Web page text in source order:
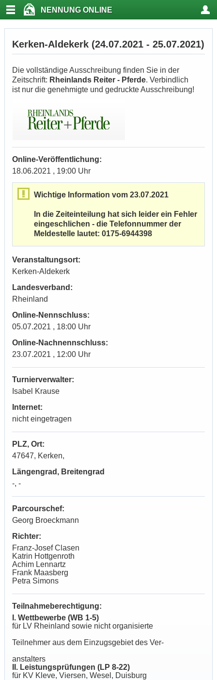
NENNUNG ONLINE
Kerken-Aldekerk (24.07.2021 - 25.07.2021)
Die vollständige Ausschreibung finden Sie in der
Zeitschrift: Rheinlands Reiter - Pferde. Verbindlich
ist nur die genehmigte und gedruckte Ausschreibung!
Online-Veröffentlichung:
18.06.2021 , 19:00 Uhr
Wichtige Information vom 23.07.2021
In die Zeiteinteilung hat sich leider ein Fehler
eingeschlichen - die Telefonnummer der
Meldestelle lautet: 0175-6944398
Veranstaltungsort:
Kerken-Aldekerk
Landesverband:
Rheinland
Online-Nennschluss:
05.07.2021 , 18:00 Uhr
Online-Nachnennschluss:
23.07.2021 , 12:00 Uhr
Turnierverwalter:
Isabel Krause
Internet:
nicht eingetragen
PLZ, Ort:
47647, Kerken,
Längengrad, Breitengrad
-, -
Parcourschef:
Georg Broeckmann
Richter:
Franz-Josef Clasen
Katrin Hottgenroth
Achim Lennartz
Frank Maasberg
Petra Simons
Teilnahmeberechtigung:
I. Wettbewerbe (WB 1-5)
für LV Rheinland sowie nicht organisierte
Teilnehmer aus dem Einzugsgebiet des Ver-
anstalters
II. Leistungsprüfungen (LP 8-22)
für KV Kleve, Viersen, Wesel, Duisburg